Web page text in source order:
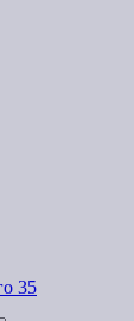
35